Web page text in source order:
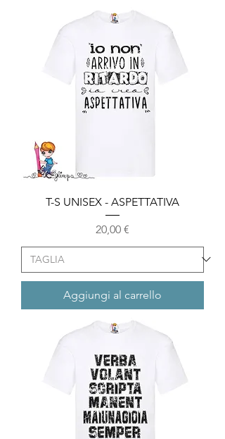
T-S UNISEX - ASPETTATIVA
Prezzo
20,00 €
Aggiungi al carrello